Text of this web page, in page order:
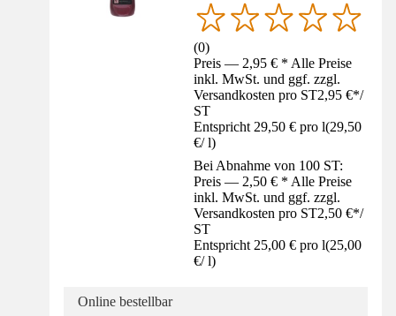
(0)
Preis — 2,95 € * Alle Preise
inkl. MwSt. und ggf. zzgl.
Versandkosten pro ST2,95 €*/
ST
Entspricht 29,50 € pro l(29,50
€/ l)
Bei Abnahme von 100 ST:
Preis — 2,50 € * Alle Preise
inkl. MwSt. und ggf. zzgl.
Versandkosten pro ST2,50 €*/
ST
Entspricht 25,00 € pro l(25,00
€/ l)
Online bestellbar